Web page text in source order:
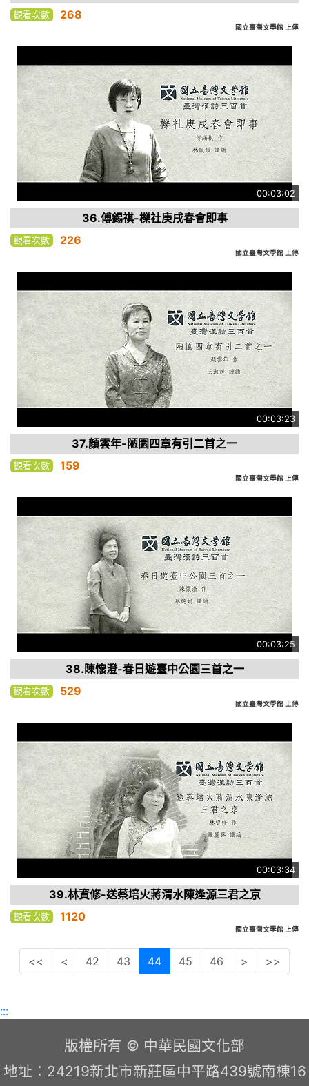
觀看次數 268
國立臺灣文學館 上傳
00:03:02
36.傅錫祺-櫟社庚戌春會即事
觀看次數 226
國立臺灣文學館 上傳
00:03:23
37.顏雲年-陋園四章有引二首之一
觀看次數 159
國立臺灣文學館 上傳
00:03:25
38.陳懷澄-春日遊臺中公園三首之一
觀看次數 529
國立臺灣文學館 上傳
00:03:34
39.林資修-送蔡培火蔣渭水陳逢源三君之京
觀看次數 1120
國立臺灣文學館 上傳
<< < 42 43 44 45 46 > >>
:::
版權所有 © 中華民國文化部
地址：24219新北市新莊區中平路439號南棟16